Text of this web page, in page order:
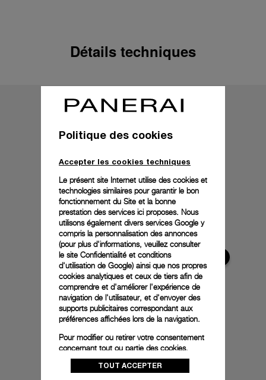
Détails techniques
Politique des cookies
Accepter les cookies techniques
Le présent site Internet utilise des cookies et
technologies similaires pour garantir le bon
fonctionnement du Site et la bonne
prestation des services ici proposes. Nous
utilisons également divers services Google y
compris la personnalisation des annonces
(pour plus d'informations, veuillez consulter
le site Confidentialité et conditions
d'utilisation de Google) ainsi que nos propres
cookies analytiques et ceux de tiers afin de
comprendre et d'améliorer l'expérience de
navigation de l'utilisateur, et d'envoyer des
supports publicitaires correspondant aux
préférences affichées lors de la navigation.
Pour modifier ou retirer votre consentement
concernant tout ou partie des cookies,
cliquez sur « Configurer » ou consultez notre
politique des cookiespour obtenir plus
TOUT ACCEPTER